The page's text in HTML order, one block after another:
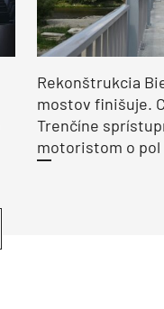
Rekonštrukcia
mostov finišuje.
Trenčíne
motoristom o pol